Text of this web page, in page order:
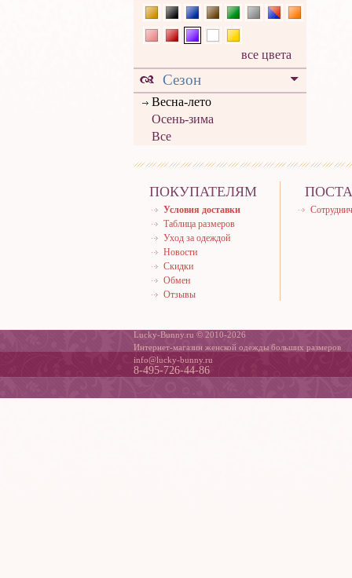
все цвета
Сезон
Весна-лето
Осень-зима
Все
ПОКУПАТЕЛЯМ
Условия доставки
Таблица размеров
Уход за одеждой
Новости
Скидки
Обмен
Отзывы
Lucky-Bunny.ru © 2010-2026
Интернет-магазин женской одежды больших размеров
info@lucky-bunny.ru
8-495-726-44-86